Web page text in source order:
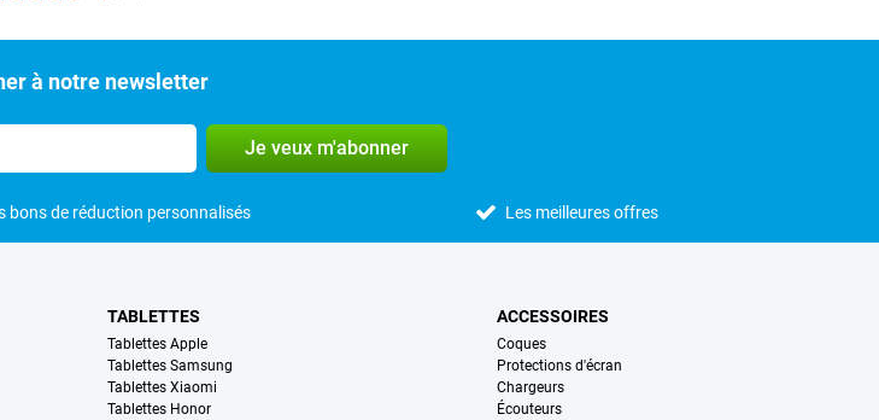
à notre newsletter
Je veux m'abonner
bons de réduction personnalisés Les meilleures offres
TABLETTES
Tablettes Apple
Tablettes Samsung
Tablettes Xiaomi
Tablettes Honor
ACCESSOIRES
Coques
Protections d'écran
Chargeurs
Écouteurs